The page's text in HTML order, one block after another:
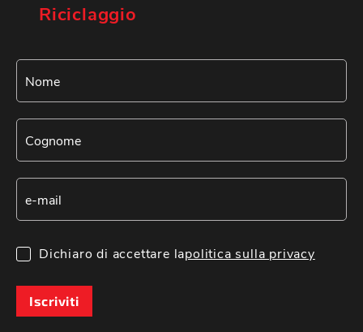
Riciclaggio
Dichiaro di accettare lapolitica sulla privacy
Iscriviti